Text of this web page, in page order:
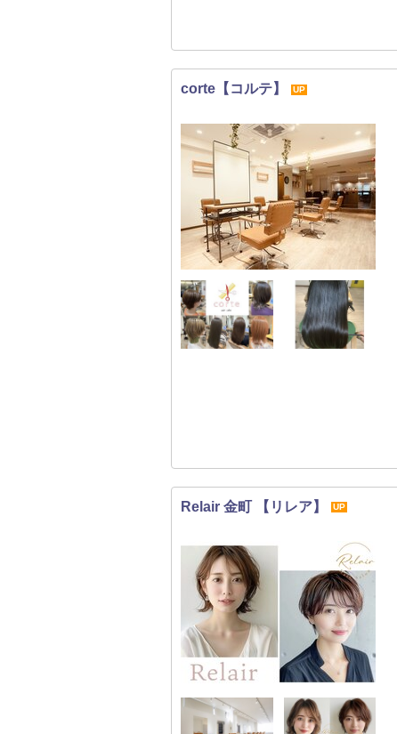
corte【コルテ】 UP
Relair 金町 【リレア】 UP